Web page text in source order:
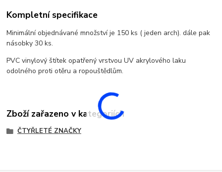
Kompletní specifikace
Minimální objednávané množství je 150 ks ( jeden arch). dále pak
násobky 30 ks.
PVC vinylový štítek opatřený vrstvou UV akrylového laku
odolného proti otěru a ropouštědlům.
Zboží zařazeno v kategoriích
ČTYŘLETÉ ZNAČKY